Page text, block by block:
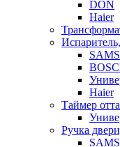
DON
Haier
Haier
Таймер
Ручка